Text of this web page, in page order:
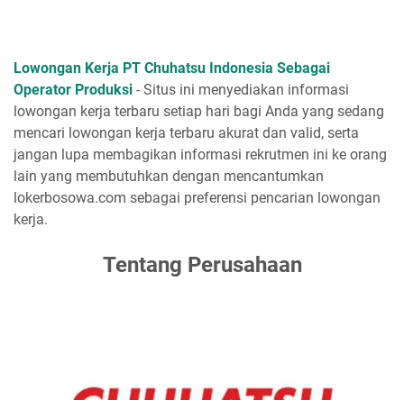
Lowongan Kerja PT Chuhatsu Indonesia Sebagai
Operator Produksi - Situs ini menyediakan informasi
lowongan kerja terbaru setiap hari bagi Anda yang sedang
mencari lowongan kerja terbaru akurat dan valid, serta
jangan lupa membagikan informasi rekrutmen ini ke orang
lain yang membutuhkan dengan mencantumkan
lokerbosowa.com sebagai preferensi pencarian lowongan
kerja.
Tentang Perusahaan